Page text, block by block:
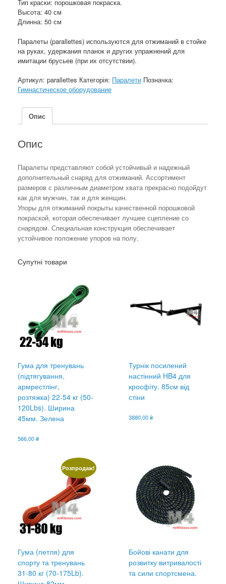
(брусья).
Черные
кількість
Тип краски: порошковая покраска.
Высота: 40 см
Длинна: 50 см
Паралеты (parallettes) используются для отжиманий в стойке
на руках, удержания планок и других упражнений для
имитации брусьев (при их отсутствии).
Артикул: parallettes Категорія: Паралети Позначка:
Гимнастическое оборудование
Опис
Опис
Паралеты представляют собой устойчивый и надежный
дополнительный снаряд для отжиманий. Ассортимент
размеров с различным диаметром хвата прекрасно подойдут
как для мужчин, так и для женщин.
Упоры для отжиманий покрыты качественной порошковой
покраской, которая обеспечивает лучшее сцепление со
снарядом. Специальная конструкция обеспечивает
устойчивое положение упоров на полу.
Супутні товари
Гума для тренувань
(підтягування,
армрестлінг,
розтяжка) 22-54 кг (50-
120Lbs). Ширина
45мм. Зелена
566,00₴
Турнік посилений
настінний HB4 для
кросфіту. 85см від
стіни
3880,00₴
Розпродаж!
Гума (петля) для
спорту та тренувань
31-80 кг (70-175Lb).
Бойові канати для
розвитку витривалості
та сили спортсмена.